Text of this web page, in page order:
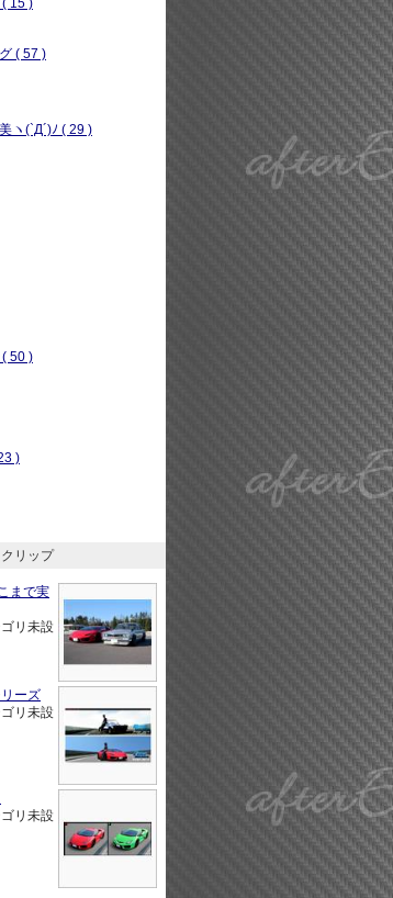
15 )
( 57 )
ヽ(`Д´)ﾉ ( 29 )
50 )
)
リップ
まで実
リ未設
ーズ
リ未設
リ未設